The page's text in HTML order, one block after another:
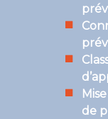
de